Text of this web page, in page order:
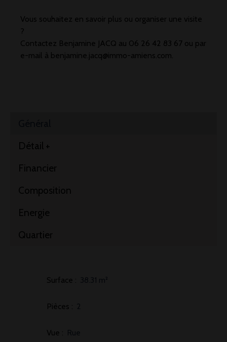
Vous souhaitez en savoir plus ou organiser une visite
?
Contactez Benjamine JACQ au 06 26 42 83 67 ou par
e-mail à benjamine.jacq@immo-amiens.com.
Détail +
Financier
Composition
Energie
Quartier
Surface :
Pièces :
Vue :